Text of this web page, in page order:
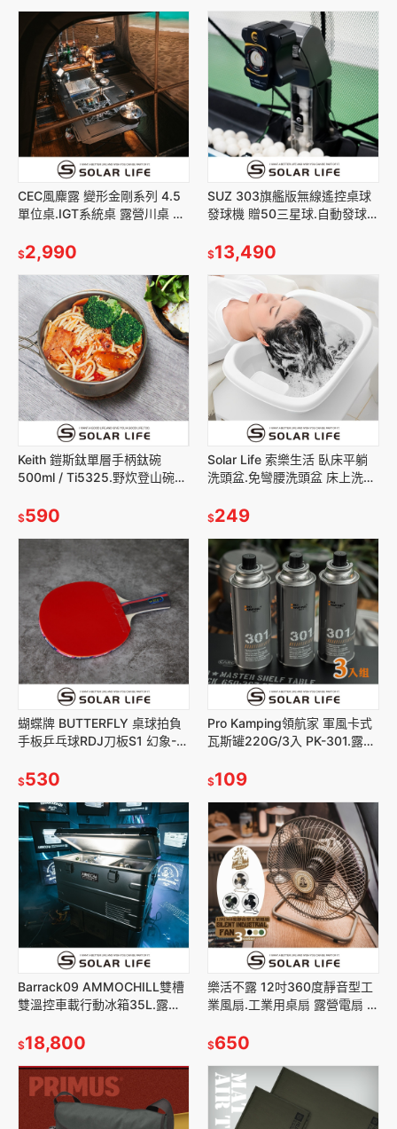
CEC風麋露 變形金剛系列 4.5
單位桌.IGT系統桌 露營川桌 戶
桌
$2,990
SUZ 303旗艦版無線遙控桌球
發球機 贈50三星球.自動發球器
人教練 桌球教練機
$13,490
Keith 鎧斯鈦單層手柄鈦碗
500ml / Ti5325.野炊登山碗
鈦湯碗
$590
Solar Life 索樂生活 臥床平躺
洗頭盆.免彎腰洗頭盆 床上洗髮
頭
$249
蝴蝶牌 BUTTERFLY 桌球拍負
手板乒乓球RDJ刀板S1 幻象-1.
拍 球拍桌球
$530
Pro Kamping領航家 軍風卡式
瓦斯罐220G/3入 PK-301.露營
炊瓦斯
$109
Barrack09 AMMOCHILL雙槽
雙溫控車載行動冰箱35L.露營
機
$18,800
樂活不露 12吋360度靜音型工
業風扇.工業用桌扇 露營電扇 戶
$650